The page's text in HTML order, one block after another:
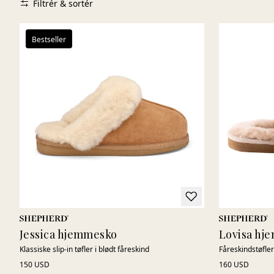
Filtrér & sortér
Bestseller
Jessica hjemmesko
Klassiske slip-in tøfler i blødt fåreskind
150 USD
Lovisa
160 USD